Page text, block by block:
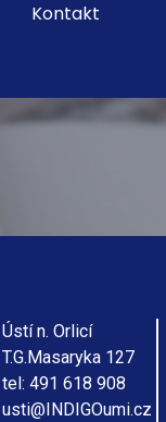
Kontakt
Ústí n. Orlicí
T.G.Masaryka 127
tel: 491 618 908
usti@INDIGOumi.cz